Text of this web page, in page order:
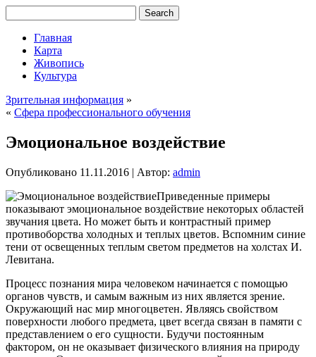
Главная
Карта
Живопись
Культура
Зрительная информация »
« Сфера профессионального обучения
Эмоциональное воздействие
Опубликовано 11.11.2016 | Автор: admin
Приведенные примеры
показывают эмоциональное воздействие некоторых областей
звучания цвета. Но может быть и контрастный пример
противоборства холодных и теплых цветов. Вспомним синие
тени от освещенных теплым светом предметов на холстах И.
Левитана.
Процесс познания мира человеком начинается с помощью
органов чувств, и самым важным из них является зрение.
Окружающий нас мир многоцветен. Являясь свойством
поверхности любого предмета, цвет всегда связан в памяти с
представлением о его сущности. Будучи постоянным
фактором, он не оказывает физического влияния на природу